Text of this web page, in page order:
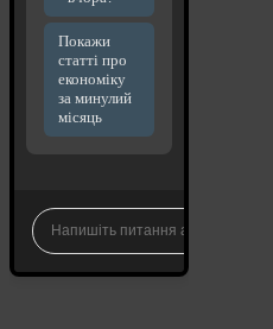
Покажи
статті про
економіку
за минулий
місяць